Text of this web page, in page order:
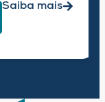
Saiba mais